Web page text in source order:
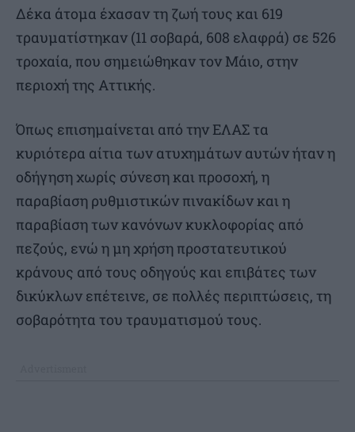
Δέκα άτομα έχασαν τη ζωή τους και 619
τραυματίστηκαν (11 σοβαρά, 608 ελαφρά) σε 526
τροχαία, που σημειώθηκαν τον Μάιο, στην
περιοχή της Αττικής.
Όπως επισημαίνεται από την ΕΛΑΣ τα
κυριότερα αίτια των ατυχημάτων αυτών ήταν η
οδήγηση χωρίς σύνεση και προσοχή, η
παραβίαση ρυθμιστικών πινακίδων και η
παραβίαση των κανόνων κυκλοφορίας από
πεζούς, ενώ η μη χρήση προστατευτικού
κράνους από τους οδηγούς και επιβάτες των
δικύκλων επέτεινε, σε πολλές περιπτώσεις, τη
σοβαρότητα του τραυματισμού τους.